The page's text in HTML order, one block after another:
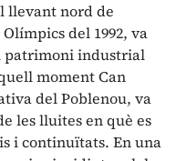
llevant nord de
del 1992, va
patrimoni industrial
moment Can
del Poblenou, va
les lluites en què es
i continuïtats. En una